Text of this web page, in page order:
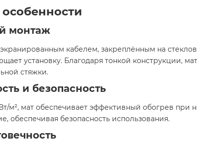
монтаж
кабелем, закреплённым на
установку. Благодаря тонкой конструкции,
стяжки.​
и безопасность
м², мат обеспечивает эффективный обогрев
обеспечивая безопасность использования.​